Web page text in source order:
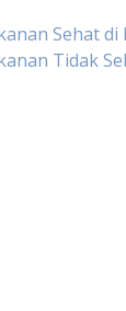
Sehat di
Tidak